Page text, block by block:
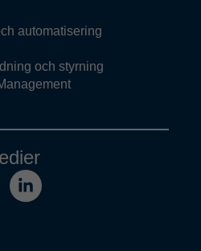
automatisering
och styrning